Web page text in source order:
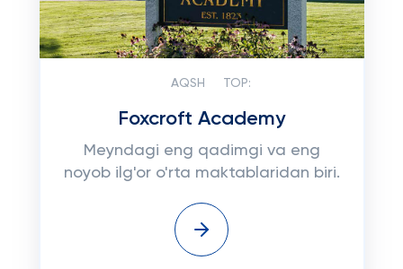
AQSH TOP:
Foxcroft Academy
Meyndagi eng qadimgi va eng
noyob ilg'or o'rta maktablaridan biri.